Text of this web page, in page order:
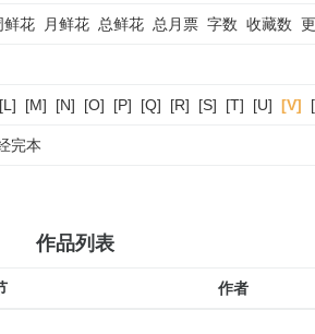
鲜花 月鲜花 总鲜花 总月票 字数 收藏数
[L] [M] [N] [O] [P] [Q] [R] [S] [T] [U] [V]
完本
作品列表
作者